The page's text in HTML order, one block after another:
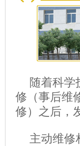
随着科学
修（事后维
修）之后，
主动维修